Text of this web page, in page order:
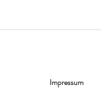
wohin mit der Ernte, bevor
Impressum